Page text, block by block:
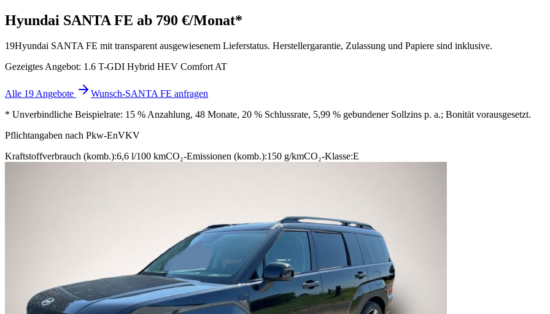
Hyundai SANTA FE ab 790 €/Monat*
19Hyundai SANTA FE mit transparent ausgewiesenem Lieferstatus. Herstellergarantie, Zulassung und Papiere sind inklusive.
Gezeigtes Angebot: 1.6 T-GDI Hybrid HEV Comfort AT
Alle 19 Angebote
Wunsch-SANTA FE anfragen
* Unverbindliche Beispielrate: 15 % Anzahlung, 48 Monate, 20 % Schlussrate, 5,99 % gebundener Sollzins p. a.; Bonität vorausgesetzt.
Pflichtangaben nach Pkw-EnVKV
Kraftstoffverbrauch (komb.):6,6 l/100 kmCO₂-Emissionen (komb.):150 g/kmCO₂-Klasse:E